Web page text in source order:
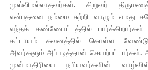
முஸ்லிமல்லாதவர்கள். சிறுவர்
என்பதனை நம்மை சுற்றி வாழும் எமது
எந்தக் கண்ணோட்டத்தில்
கட்டாயம் கவனத்தில் கொள்ள
அவர்களும் அப்படித்தான் செயற்பட்டார்கள்.
முன்மாதிரியை நபியவர்களின்